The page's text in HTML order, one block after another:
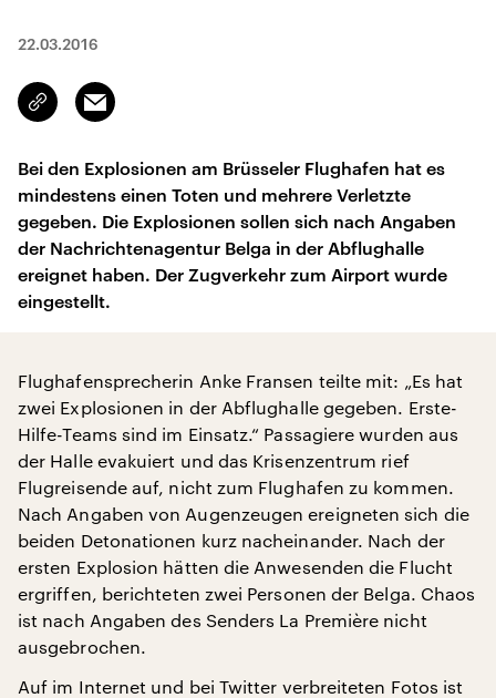
22.03.2016
Link
kopieren/teilen
Email
Bei den Explosionen am Brüsseler Flughafen hat es
mindestens einen Toten und mehrere Verletzte
gegeben. Die Explosionen sollen sich nach Angaben
der Nachrichtenagentur Belga in der Abflughalle
ereignet haben. Der Zugverkehr zum Airport wurde
eingestellt.
Flughafensprecherin Anke Fransen teilte mit: „Es hat
zwei Explosionen in der Abflughalle gegeben. Erste-
Hilfe-Teams sind im Einsatz.“ Passagiere wurden aus
der Halle evakuiert und das Krisenzentrum rief
Flugreisende auf, nicht zum Flughafen zu kommen.
Nach Angaben von Augenzeugen ereigneten sich die
beiden Detonationen kurz nacheinander. Nach der
ersten Explosion hätten die Anwesenden die Flucht
ergriffen, berichteten zwei Personen der Belga. Chaos
ist nach Angaben des Senders La Première nicht
ausgebrochen.
Auf im Internet und bei Twitter verbreiteten Fotos ist